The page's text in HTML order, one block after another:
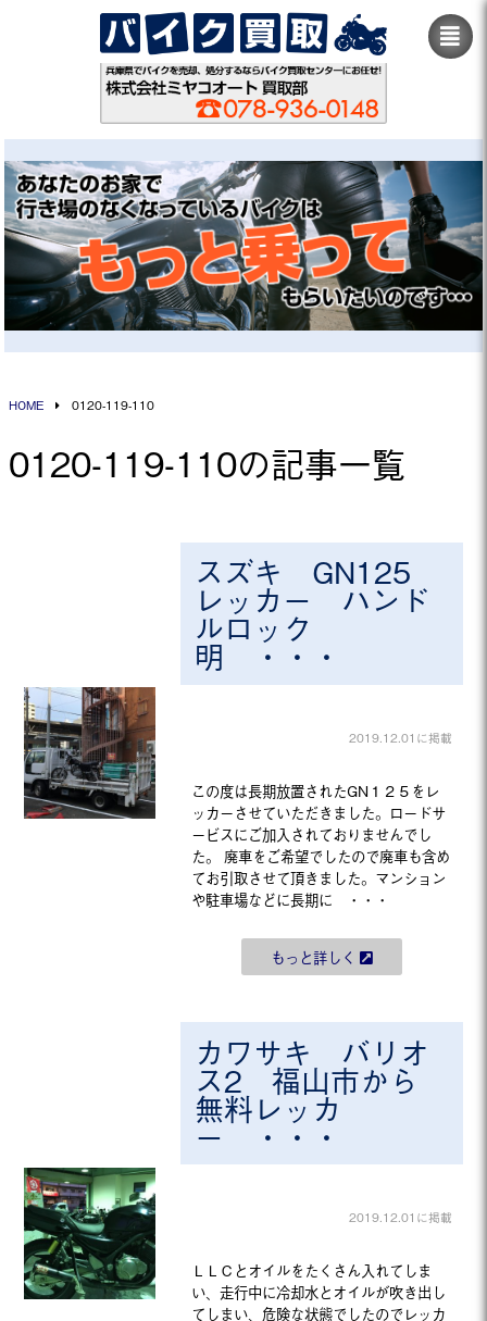
HOME 0120-119-110
0120-119-110の記事一覧
スズキ GN125
レッカー ハンド
ルロック
明 ・・・
2019.12.01に掲載
この度は長期放置されたGN１２５をレ
ッカーさせていただきました。ロードサ
ービスにご加入されておりませんでし
た。 廃車をご希望でしたので廃車も含め
てお引取させて頂きました。マンション
や駐車場などに長期に ・・・
もっと詳しく
カワサキ バリオ
ス2 福山市から
無料レッカ
ー ・・・
2019.12.01に掲載
ＬＬＣとオイルをたくさん入れてしま
い、走行中に冷却水とオイルが吹き出し
てしまい、危険な状態でしたのでレッカ